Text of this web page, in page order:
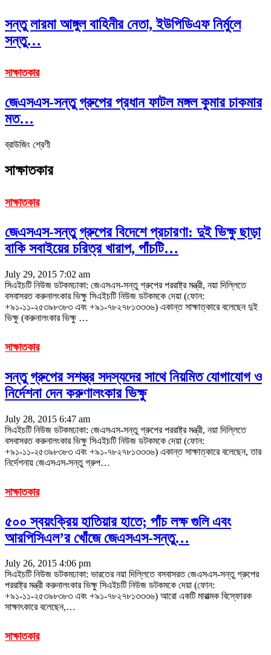
সন্তু লারমা আঙ্গুল বাহিনীর নেতা, ইউপিডিএফ নির্মুলে
সন্তু…
সাক্ষাতকার
জেএসএস-সন্তু গ্রুপের প্রধান ফাটল মঙ্গল কুমার চাকমার
মত…
ব্রাউজিং শ্রেণী
সাক্ষাতকার
সাক্ষাতকার
জেএসএস-সন্তু গ্রুপের বিদেশে প্রচারণা: দুই ভিক্ষু ছাড়া
বাকি সবাইয়ের চরিত্র খারাপ, পাঁচটি…
July 29, 2015 7:02 am
সিএইচটি নিউজ ডটকমঢাকা: জেএসএস-সন্তু গ্রুপের পররাষ্ট্র মন্ত্রী, নয়া দিল্লিতে
বসবাসরত করুনালংকার ভিক্ষু সিএইচটি নিউজ ডটকমকে দেয়া (ফোন:
+৯১-১১-২৫৩৯৮৩৮৩ এবং +৯১-৭৮২৭৮১৩৩৩৬) একান্ত সাক্ষাত্কারে বলেছেন দুই
ভিক্ষু (করুনালংকার ভিক্ষু …
সাক্ষাতকার
সন্তু গ্রুপের সশস্ত্র সদস্যদের সাথে নিয়মিত যোগাযোগ ও
নির্দেশনা দেন করুণালংকার ভিক্ষু
July 28, 2015 6:47 am
সিএইচটি নিউজ ডটকমঢাকা: জেএসএস-সন্তু গ্রুপের পররাষ্ট্র মন্ত্রী, নয়া দিল্লিতে
বসবাসরত করুনালংকার ভিক্ষু সিএইচটি নিউজ ডটকমকে দেয়া (ফোন:
+৯১-১১-২৫৩৯৮৩৮৩ এবং +৯১-৭৮২৭৮১৩৩৩৬) একান্ত সাক্ষাত্কারে বলেছেন, তার
নির্দেশনায় জেএসএস-সন্তু গ্রুপ…
সাক্ষাতকার
৫০০ স্বয়ংক্রিয় হাতিয়ার হাতে; পাঁচ লক্ষ গুলি এবং
আরপিসিএল’র খোঁজে জেএসএস-সন্তু…
July 26, 2015 4:06 pm
সিএইচটি নিউজ ডটকমঢাকা: ভারতের নয়া দিল্লিতে বসবাসরত জেএসএস-সন্তু গ্রুপের
পররাষ্ট্র মন্ত্রী করুনালংকার ভিক্ষু সিএইচটি নিউজ ডটকমকে দেয়া (ফোন:
+৯১-১১-২৫৩৯৮৩৮৩ এবং +৯১-৭৮২৭৮১৩৩৩৬) আরো একটি মারাত্মক বিস্ফোরক
সাক্ষাৎকারে বলেছেন,…
সাক্ষাতকার